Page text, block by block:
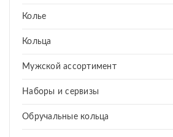
Колье
Кольца
Мужской ассортимент
Наборы и сервизы
Обручальные кольца